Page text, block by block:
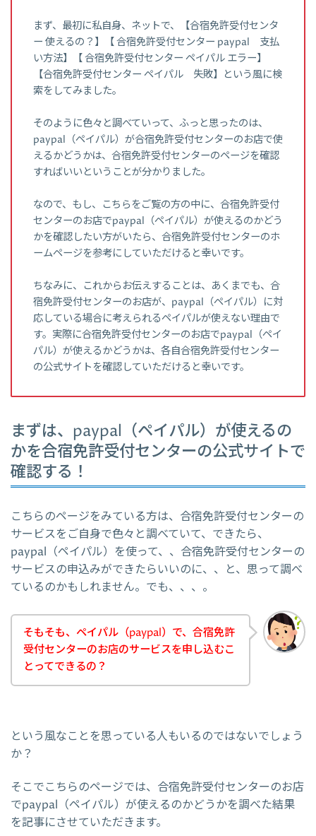
まず、最初に私自身、ネットで、【合宿免許受付センタ
ー 使えるの？】【 合宿免許受付センター paypal 支払
い方法】【 合宿免許受付センター ペイパル エラー】
【合宿免許受付センター ペイパル 失敗】という風に検
索をしてみました。
そのように色々と調べていって、ふっと思ったのは、
paypal（ペイパル）が合宿免許受付センターのお店で使
えるかどうかは、合宿免許受付センターのページを確認
すればいいということが分かりました。
なので、もし、こちらをご覧の方の中に、合宿免許受付
センターのお店でpaypal（ペイパル）が使えるのかどう
かを確認したい方がいたら、合宿免許受付センターのホ
ームページを参考にしていただけると幸いです。
ちなみに、これからお伝えすることは、あくまでも、合
宿免許受付センターのお店が、paypal（ペイパル）に対
応している場合に考えられるペイパルが使えない理由で
す。実際に合宿免許受付センターのお店でpaypal（ペイ
パル）が使えるかどうかは、各自合宿免許受付センター
の公式サイトを確認していただけると幸いです。
まずは、paypal（ペイパル）が使えるの
かを合宿免許受付センターの公式サイトで
確認する！
こちらのページをみている方は、合宿免許受付センターの
サービスをご自身で色々と調べていて、できたら、
paypal（ペイパル）を使って、、合宿免許受付センターの
サービスの申込みができたらいいのに、、と、思って調べ
ているのかもしれません。でも、、、。
そもそも、ペイパル（paypal）で、合宿免許
受付センターのお店のサービスを申し込むこ
とってできるの？
という風なことを思っている人もいるのではないでしょう
か？
そこでこちらのページでは、合宿免許受付センターのお店
でpaypal（ペイパル）が使えるのかどうかを調べた結果
を記事にさせていただきます。